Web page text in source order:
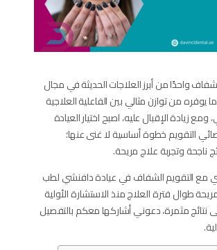
واحدًا من أبرز العلاجات الحديثة في مجال
يوفره من توازن مثالي بين الفاعلية العلاجية
زيادة الإقبال عليه، اصبح اختيار العيادة
التقويم خطوة أساسية لا غنى عنها؛
ناجحة وتجربة علاج مريحة.
مع التقويم الشفاف​ في عيادة دافنشي لطب
طوال فترة العلاج منذ الاستشارة الأولية
نتائج مثمرة، دعوني أشاركها معكم بالتفصيل